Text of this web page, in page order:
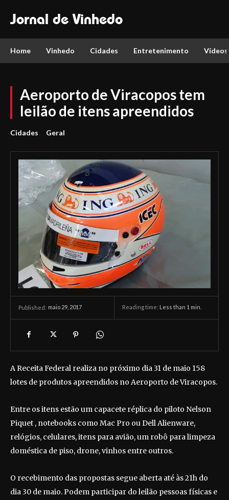
Jornal de Vinhedo
Home Vinhedo Cidades Entretenimento Vídeos
Aeroporto de Viracopos tem
leilão de itens apreendidos
Cidades Geral
Published: maio 29, 2017 Reading time: Less than 1 min.
A Receita Federal realiza no próximo dia 31 de maio 158
lotes de produtos apreendidos no Aeroporto de Viracopos.
Entre os itens estão um capacete réplica do piloto Nelson
Piquet , notebooks como Mac Pro ou Dell Alienware,
relógios, celulares, itens para avião, um robô para limpeza
doméstica de piso, drone, vinhos entre outros.
O recebimento das propostas segue aberta até às 21h do
dia 30 de maio. Podem participar do leilão pessoas físicas e